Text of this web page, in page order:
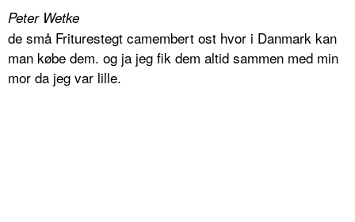
Peter Wetke
de små Friturestegt camembert ost hvor i Danmark kan
man købe dem. og ja jeg fik dem altid sammen med min
mor da jeg var lille.